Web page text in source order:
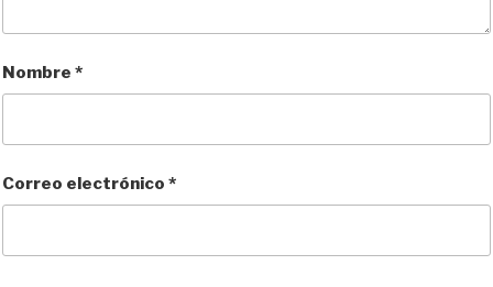
Nombre *
Correo electrónico *